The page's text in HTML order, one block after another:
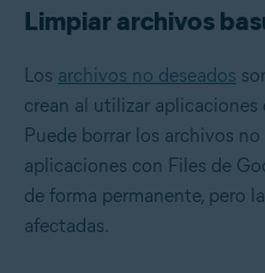
Limpiar archivos
Los archivos no deseados
crean al utilizar
Puede borrar los archivos
aplicaciones con Files de
de forma permanente, pero
afectadas.